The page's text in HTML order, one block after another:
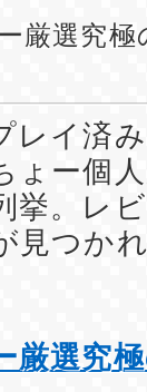
厳選究
レイ済
ょー個
挙。レ
見つか
厳選究